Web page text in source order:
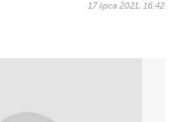
17 lipca 2021, 16:42